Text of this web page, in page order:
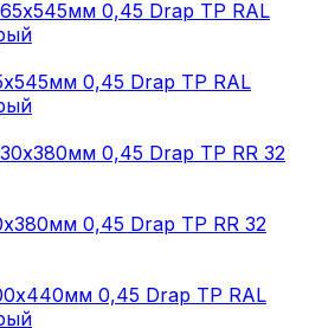
0,45 Drap ТР RAL
0,45 Drap ТР RR 32